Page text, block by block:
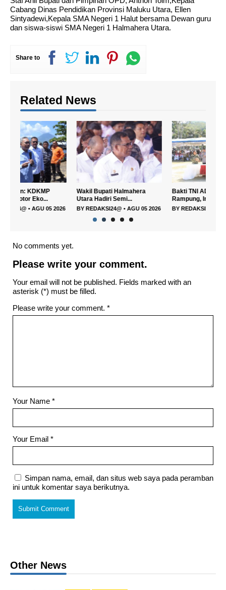
Cabang Dinas Pendidikan Provinsi Maluku Utara, Ellen
Sintyadewi,Kepala SMA Negeri 1 Halut bersama Dewan guru
dan siswa-siswi SMA Negeri 1 Halmahera Utara.
Share to
Related News
Wakil Bupati Halmahera
Utara Hadiri Semi...
BYREDAKSI24@ AGU 05 2026
Bakti TNI AD untuk Rakyat
Rampung, Infra...
BYREDAKSI24@ AGU 03 2026
No comments yet.
Please write your comment.
Your email will not be published. Fields marked with an
asterisk (*) must be filled.
Please write your comment. *
Your Name *
Your Email *
Simpan nama, email, dan situs web saya pada peramban
ini untuk komentar saya berikutnya.
Other News